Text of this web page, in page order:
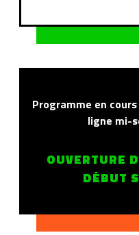
Programme en
ligne mi-
OUVERTURE
DÉBUT